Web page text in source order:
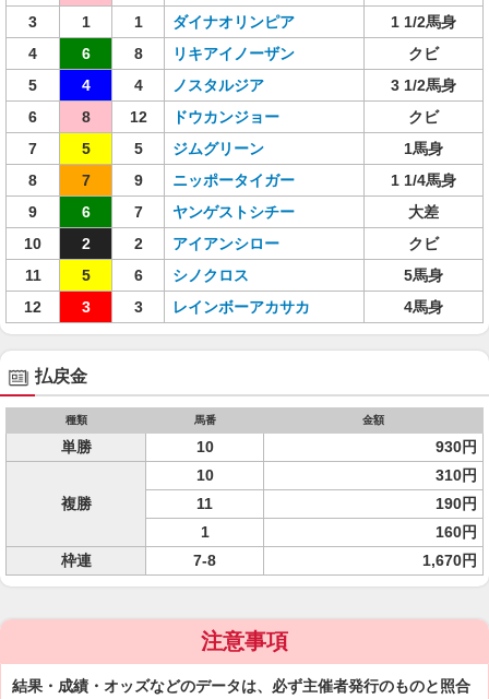
3
1 1 ダイナオリンピア
1 1/2馬身
4
6 8 リキアイノーザン
クビ
5
4 4 ノスタルジア
3 1/2馬身
6
8 12 ドウカンジョー
クビ
7
5 5 ジムグリーン
1馬身
8
7 9 ニッポータイガー
1 1/4馬身
9
6 7 ヤンゲストシチー
大差
10
2 2 アイアンシロー
クビ
11
5 6 シノクロス
5馬身
12
3 3 レインボーアカサカ 4馬身
払戻金
種類 馬番 金額
単勝 10 930円
複勝
10
310円
11
190円
1
160円
枠連
7-8 1,670円
注意事項
結果・成績・オッズなどのデータは、必ず主催者発行のものと照合